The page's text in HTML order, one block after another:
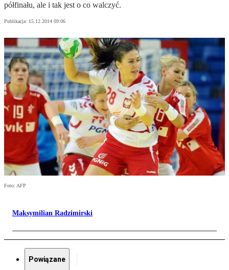
półfinału, ale i tak jest o co walczyć.
Publikacja: 15.12.2014 09:06
Foto: AFP
Maksymilian Radzimirski
Powiązane